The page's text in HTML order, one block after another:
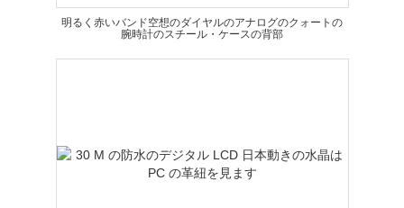
明るく赤いバンド空想のダイヤルのアナログのクォートの
腕時計のスチール・ケースの背部